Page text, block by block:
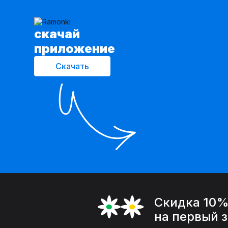
cкачай
приложение
Скачать
Скидка 10%
на первый